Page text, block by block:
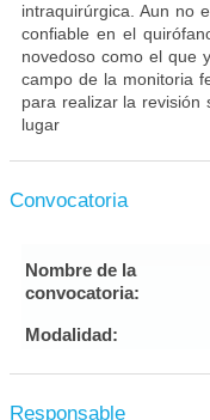
intraquirúrgica. Aun no
confiable en el
novedoso como el que
campo de la monitoria
para realizar la revisión
lugar
Convocatoria
Nombre de la
convocatoria:
Modalidad:
Responsable